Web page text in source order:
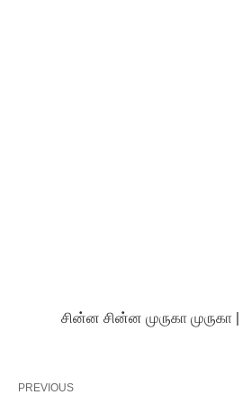
சின்ன சின்ன முருகா முருகா
PREVIOUS